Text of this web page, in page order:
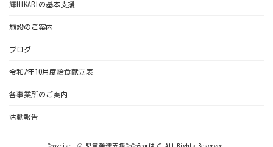
輝HIKARIの基本支援
施設のご案内
ブログ
令和7年10月度給食献立表
各事業所のご案内
活動報告